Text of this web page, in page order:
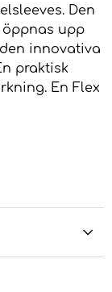
Den
upp
innovativa
praktisk
En Flex